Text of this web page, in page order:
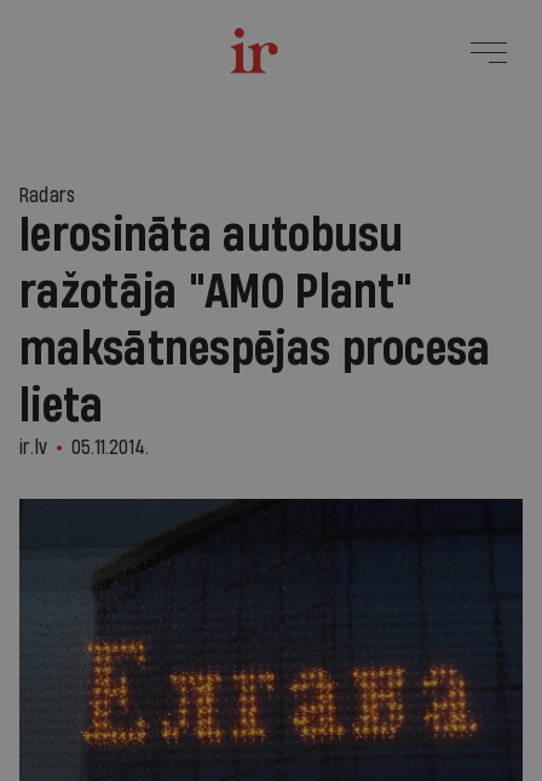
Radars
Ierosināta autobusu
ražotāja "AMO Plant"
maksātnespējas procesa
lieta
ir.lv 05.11.2014.